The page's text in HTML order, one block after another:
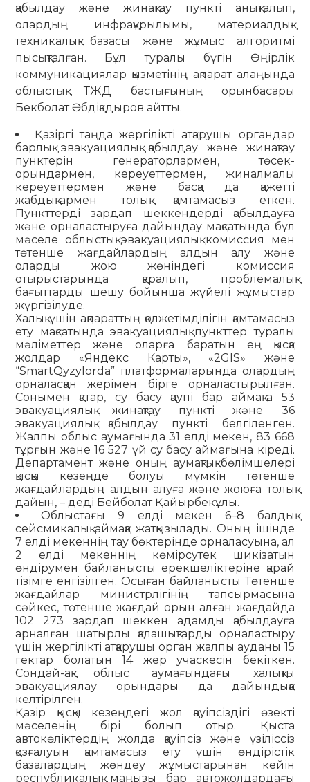
қабылдау және жинақтау пункті анықталып,
олардың инфрақұрылымы, материалдық-
техникалық базасы және жұмыс алгоритмі
пысықталған. Бұл туралы бүгін Өңірлік
коммуникациялар қызметінің ақпарат алаңында
облыстық ТЖД бастығының орынбасары
Бекболат Әбдіқадыров айтты.
Қазіргі таңда жергілікті атқарушы органдар
барлық эвакуациялық қабылдау және жинақтау
пунктерін генераторлармен, төсек-
орындармен, кереуеттермен, жиналмалы
кереуеттермен және басқа да қажетті
жабдықтармен толық қамтамасыз еткен.
Пункттерді зардап шеккендерді қабылдауға
және орналастыруға дайындау мақсатында бұл
мәселе облыстық эвакуациялық комиссия мен
төтенше жағдайлардың алдын алу және
оларды жою жөніндегі комиссия
отырыстарында қаралып, проблемалық
бағыттарды шешу бойынша жүйелі жұмыстар
жүргізілуде.
Халық үшін ақпараттың қолжетімділігін қамтамасыз
ету мақсатында эвакуациялық пункттер туралы
мәліметтер және оларға баратын ең қысқа
жолдар «Яндекс Карты», «2GIS» және
“SmartQyzylorda” платформаларында олардың
орналасқан жерімен бірге орналастырылған.
Сонымен қатар, су басу қаупі бар аймақта 53
эвакуациялық жинақтау пункті және 36
эвакуациялық қабылдау пункті белгіленген.
Жалпы облыс аумағында 31 елді мекен, 83 668
тұрғын және 16 527 үй су басу аймағына кіреді.
Департамент және оның аумақтық бөлімшелері
қысқы кезеңде болуы мүмкін төтенше
жағдайлардың алдын алуға және жоюға толық
дайын, – деді Бейболат Қайырбекұлы.
Облыстағы 9 елді мекен 6–8 балдық
сейсмикалық аймаққа жатқызылады. Оның ішінде
7 елді мекеннің тау бөктерінде орналасуына, ал
2 елді мекеннің көмірсутек шикізатын
өндірумен байланысты ерекшеліктеріне қарай
тізімге енгізілген. Осыған байланысты Төтенше
жағдайлар министрлігінің тапсырмасына
сәйкес, төтенше жағдай орын алған жағдайда
102 273 зардап шеккен адамды қабылдауға
арналған шатырлы қалашықтарды орналастыру
үшін жергілікті атқарушы орган жалпы ауданы 15
гектар болатын 14 жер учаскесін бекіткен.
Сондай-ақ облыс аумағындағы халықты
эвакуациялау орындары да дайындыққа
келтірілген.
Қазір қысқы кезеңдегі жол қауіпсіздігі өзекті
мәселенің бірі болып отыр. Қыста
автокөліктердің жолда қауіпсіз және үзіліссіз
қозғалуын қамтамасыз ету үшін өндірістік
базалардың жөндеу жұмыстарынан кейін
республикалық маңызы бар автожолдардағы